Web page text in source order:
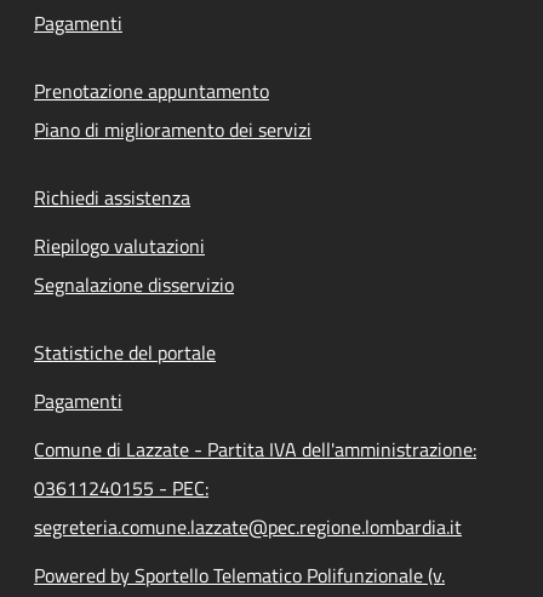
Pagamenti
Prenotazione appuntamento
Piano di miglioramento dei servizi
Richiedi assistenza
Riepilogo valutazioni
Segnalazione disservizio
Statistiche del portale
Pagamenti
Comune di Lazzate - Partita IVA dell'amministrazione:
03611240155 - PEC:
segreteria.comune.lazzate@pec.regione.lombardia.it
Powered by Sportello Telematico Polifunzionale (v.